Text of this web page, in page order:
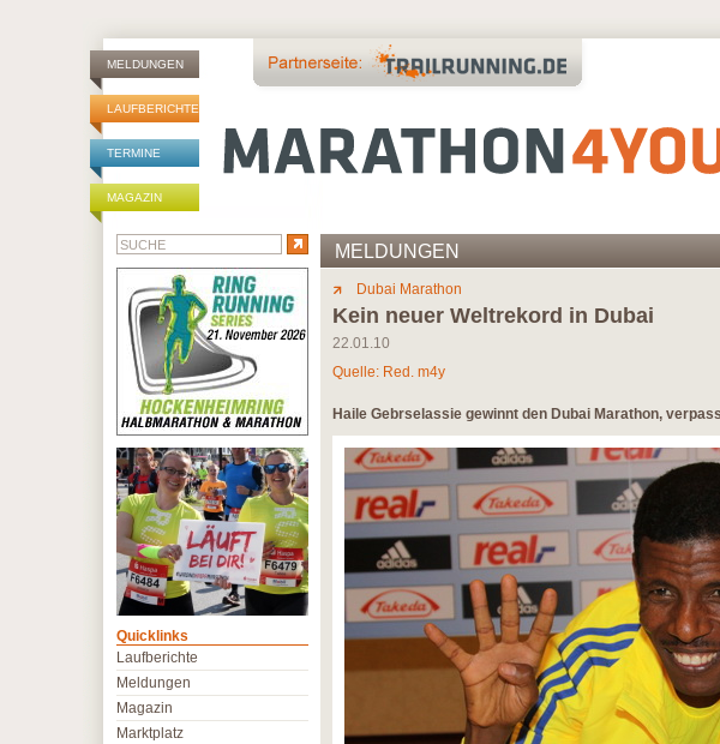
MELDUNGEN
LAUFBERICHTE
TERMINE
MAGAZIN
MELDUNGEN
Dubai Marathon
Kein neuer Weltrekord in Dubai
22.01.10
Quelle: Red. m4y
Haile Gebrselassie gewinnt den Dubai Marathon,
Quicklinks
Laufberichte
Meldungen
Magazin
Marktplatz